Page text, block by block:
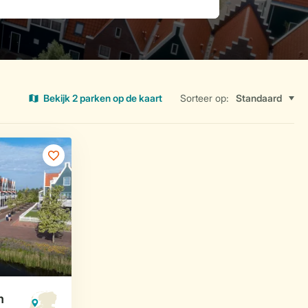
Bekijk 2 parken op de kaart Sorteer op: